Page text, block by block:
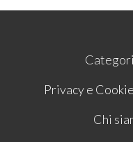
Privacy e
Chi